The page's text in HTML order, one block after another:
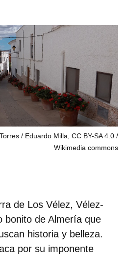
/ Eduardo Milla, CC BY-SA 4.0
Wikimedia commons
de Los Vélez, Vélez-
bonito de Almería que
historia y belleza.
por su imponente